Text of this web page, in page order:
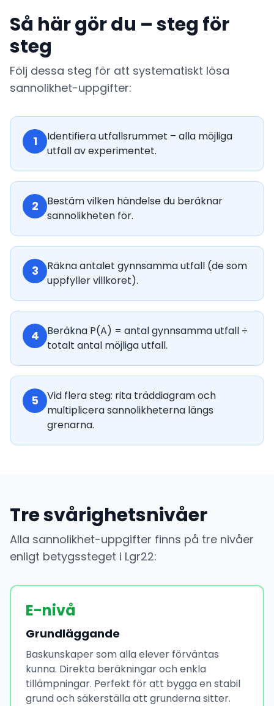
Så här gör du – steg för
steg
Följ dessa steg för att systematiskt lösa
sannolikhet-uppgifter:
1
Identifiera utfallsrummet – alla möjliga
utfall av experimentet.
2
Bestäm vilken händelse du beräknar
sannolikheten för.
3
Räkna antalet gynnsamma utfall (de som
uppfyller villkoret).
4
Beräkna P(A) = antal gynnsamma utfall ÷
totalt antal möjliga utfall.
5
Vid flera steg: rita träddiagram och
multiplicera sannolikheterna längs
grenarna.
Tre svårighetsnivåer
Alla sannolikhet-uppgifter finns på tre nivåer
enligt betygssteget i Lgr22:
E-nivå
Grundläggande
Baskunskaper som alla elever förväntas
kunna. Direkta beräkningar och enkla
tillämpningar. Perfekt för att bygga en stabil
grund och säkerställa att grunderna sitter.